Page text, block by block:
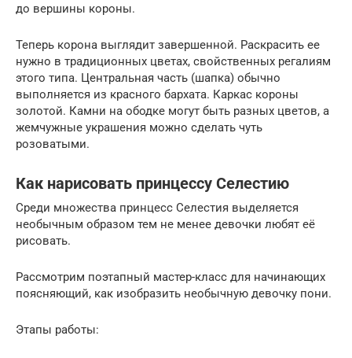
до вершины короны.
Теперь корона выглядит завершенной. Раскрасить ее
нужно в традиционных цветах, свойственных регалиям
этого типа. Центральная часть (шапка) обычно
выполняется из красного бархата. Каркас короны
золотой. Камни на ободке могут быть разных цветов, а
жемчужные украшения можно сделать чуть
розоватыми.
Как нарисовать принцессу Селестию
Среди множества принцесс Селестия выделяется
необычным образом тем не менее девочки любят её
рисовать.
Рассмотрим поэтапный мастер-класс для начинающих
поясняющий, как изобразить необычную девочку пони.
Этапы работы: